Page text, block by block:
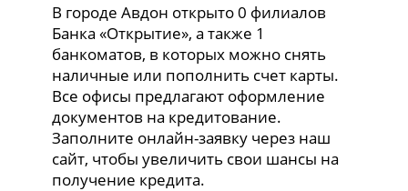
В городе Авдон открыто 0 филиалов
Банка «Открытие», а также 1
банкоматов, в которых можно снять
наличные или пополнить счет карты.
Все офисы предлагают оформление
документов на кредитование.
Заполните онлайн-заявку через наш
сайт, чтобы увеличить свои шансы на
получение кредита.